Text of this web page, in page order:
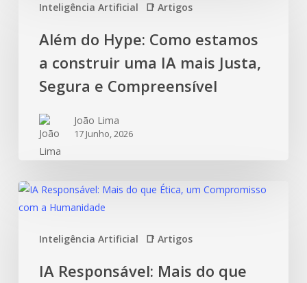
Inteligência Artificial 📑 Artigos
Além do Hype: Como estamos
a construir uma IA mais Justa,
Segura e Compreensível
João Lima
17 Junho, 2026
Inteligência Artificial 📑 Artigos
IA Responsável: Mais do que